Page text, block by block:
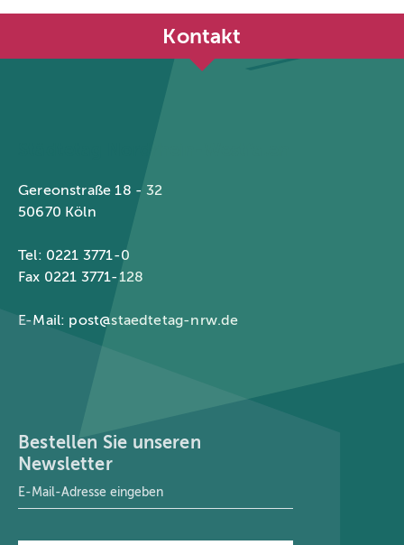
Kontakt
Gereonstraße 18 - 32
50670 Köln
Tel: 0221 3771-0
Fax 0221 3771-128
E-Mail: post@staedtetag-nrw.de
Bestellen Sie unseren
Newsletter
E-Mail-Adresse